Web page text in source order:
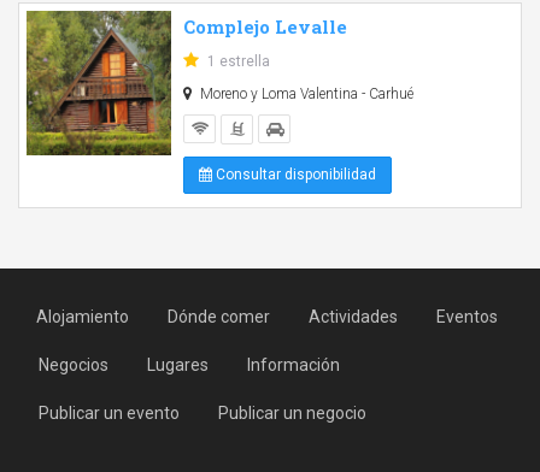
Complejo Levalle
1 estrella
Moreno y Loma Valentina - Carhué
Consultar disponibilidad
Alojamiento Dónde comer Actividades Eventos
Negocios Lugares Información
Publicar un evento Publicar un negocio